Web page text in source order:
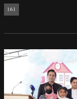
161